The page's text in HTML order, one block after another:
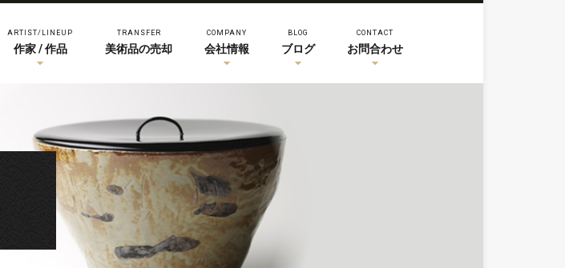
ARTIST/LINEUP
作家 / 作品
TRANSFER
美術品の売却
COMPANY
会社情報
BLOG
ブログ
CONTACT
お問合わせ